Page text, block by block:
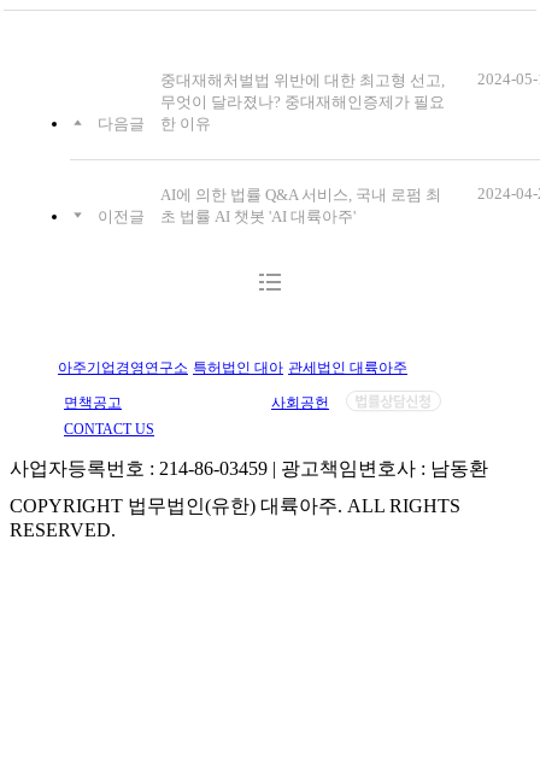
다음글
중대재해처벌법 위반에 대한 최고형 선고,
무엇이 달라졌나? 중대재해인증제가 필요
한 이유
2024-
이전글
AI에 의한 법률 Q&A 서비스, 국내 로펌 최
초 법률 AI 챗봇 'AI 대륙아주'
2024-
아주기업경영연구소 특허법인 대아 관세법인 대륙아주
면책공고
사회공헌
CONTACT US
사업자등록번호 : 214-86-03459 | 광고책임변호사 : 남동환
COPYRIGHT 법무법인(유한) 대륙아주. ALL RIGHTS
RESERVED.